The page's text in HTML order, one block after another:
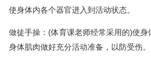
使身体内各个器官进入到活动状态。
做徒手操：(体育课老师经常采用的)使身
身体肌肉做好充分活动准备，以防受伤。